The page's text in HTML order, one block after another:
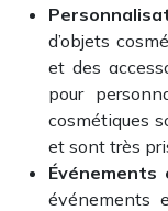
d’objets
et des
pour
cosmétiques
et sont très
Événements
événements